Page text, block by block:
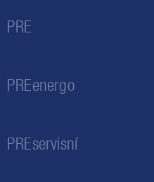
PRE
PREenergo
PREservisní